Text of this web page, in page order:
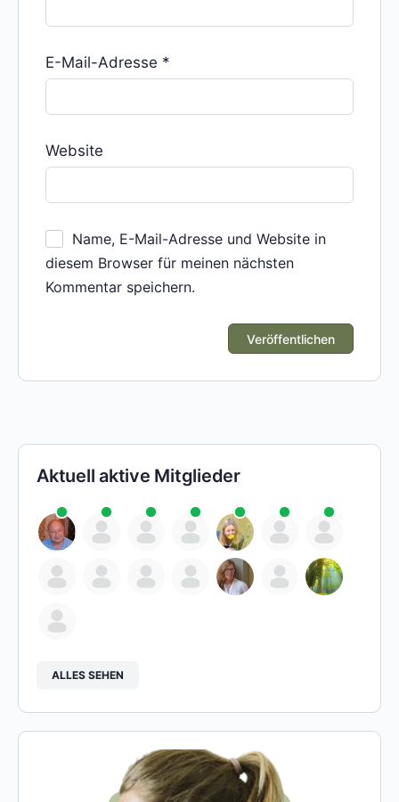
E-Mail-Adresse *
Website
Name, E-Mail-Adresse und Website in
diesem Browser für meinen nächsten
Kommentar speichern.
Aktuell aktive Mitglieder
ALLES SEHEN